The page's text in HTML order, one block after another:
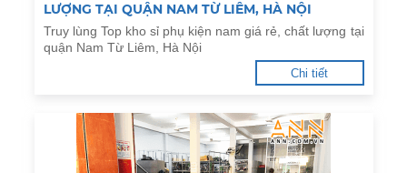
LƯỢNG TẠI QUẬN NAM TỪ LIÊM, HÀ NỘI
Truy lùng Top kho sỉ phụ kiện nam giá rẻ, chất lượng tại
quận Nam Từ Liêm, Hà Nội
Chi tiết